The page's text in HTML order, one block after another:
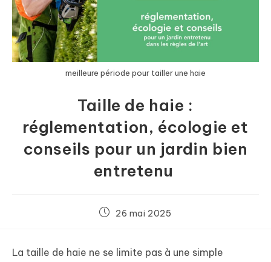
meilleure période pour tailler une haie
Taille de haie :
réglementation, écologie et
conseils pour un jardin bien
entretenu
26 mai 2025
La taille de haie ne se limite pas à une simple